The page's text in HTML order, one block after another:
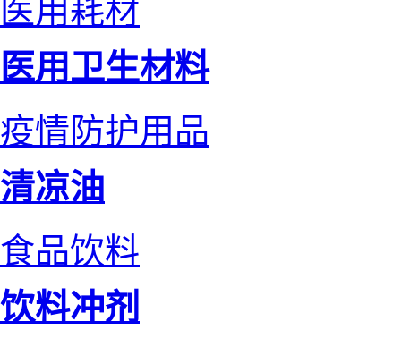
医用耗材
医用卫生材料
疫情防护用品
清凉油
食品饮料
饮料冲剂